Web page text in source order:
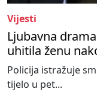
Vijesti
Ljubavna
uhitila ženu
Policija istražuje
tijelo u pet...